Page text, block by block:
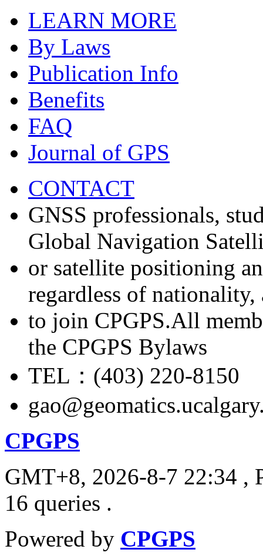
LEARN MORE
By Laws
Publication Info
Benefits
FAQ
Journal of GPS
CONTACT
GNSS professionals,
Global Navigation
or satellite positioning
regardless of nationality,
to join CPGPS.All
the CPGPS Bylaws
TEL：(403) 220-8150
CPGPS
GMT+8, 2026-8-7 22:34 ,
16 queries .
Powered by CPGPS